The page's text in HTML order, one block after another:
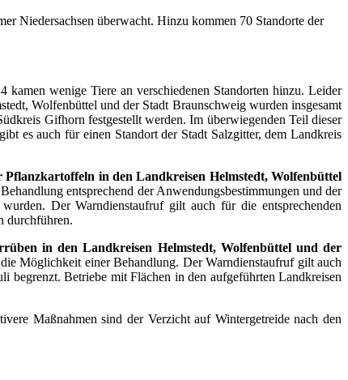
Niedersachsen überwacht. Hinzu kommen 70 Standorte der
wenige Tiere an verschiedenen Standorten hinzu. Leider
Wolfenbüttel und der Stadt Braunschweig wurden insgesamt
Gifhorn festgestellt werden. Im überwiegenden Teil dieser
es auch für einen Standort der Stadt Salzgitter, dem Landkreis
in den Landkreisen Helmstedt, Wolfenbüttel
entsprechend der Anwendungsbestimmungen und der
Der Warndienstaufruf gilt auch für die entsprechenden
durchführen.
in den Landkreisen Helmstedt, Wolfenbüttel und der
Möglichkeit einer Behandlung. Der Warndienstaufruf gilt auch
Betriebe mit Flächen in den aufgeführten Landkreisen
Maßnahmen sind der Verzicht auf Wintergetreide nach den